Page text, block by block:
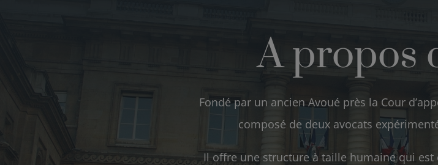
A propos
Fondé par un ancien Avoué près la Cour
composé de deux avocats
Il offre une structure à taille humaine qui est